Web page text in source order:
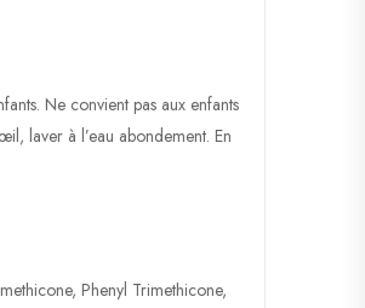
Ne convient pas aux enfants
laver à l’eau abondement. En
Phenyl Trimethicone,